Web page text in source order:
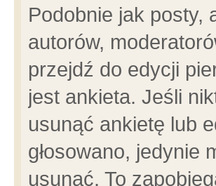
Podobnie jak posty,
autorów,
przejdź do edycji
jest ankieta. Jeśli
usunąć ankietę lub
głosowano, jedynie
usunąć. To